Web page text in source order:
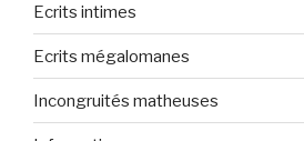
Ecrits intimes
Ecrits mégalomanes
Incongruités matheuses